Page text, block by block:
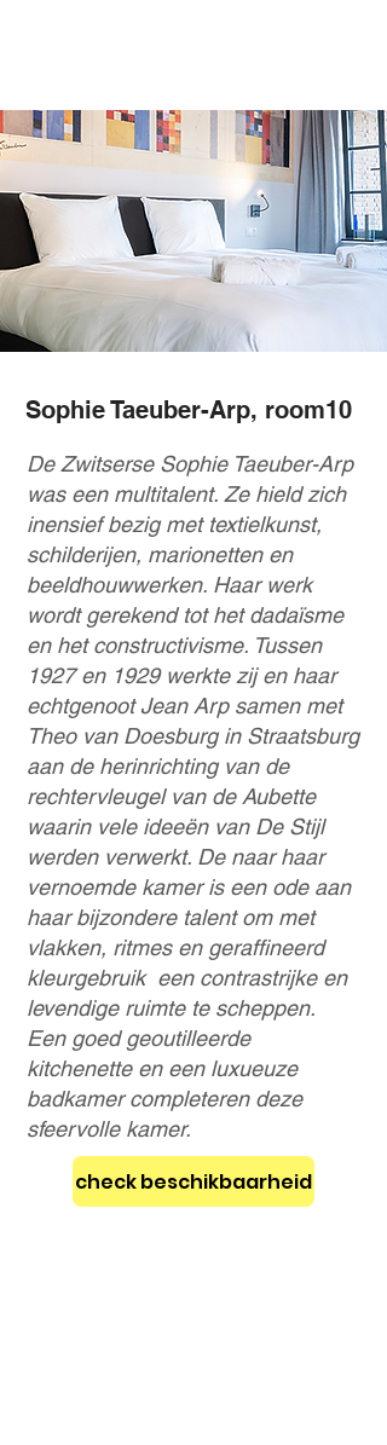
Sophie Taeuber-Arp, room10
De Zwitserse Sophie Taeuber-Arp
was een multitalent. Ze hield zich
inensief bezig met textielkunst,
schilderijen, marionetten en
beeldhouwwerken. Haar werk
wordt gerekend tot het dadaïsme
en het constructivisme. Tussen
1927 en 1929 werkte zij en haar
echtgenoot Jean Arp samen met
Theo van Doesburg in Straatsburg
aan de herinrichting van de
rechtervleugel van de Aubette
waarin vele ideeën van De Stijl
werden verwerkt. De naar haar
vernoemde kamer is een ode aan
haar bijzondere talent om met
vlakken, ritmes en geraffineerd
kleurgebruik een contrastrijke en
levendige ruimte te scheppen.
Een goed geoutilleerde
kitchenette en een luxueuze
badkamer completeren deze
sfeervolle kamer.
check beschikbaarheid